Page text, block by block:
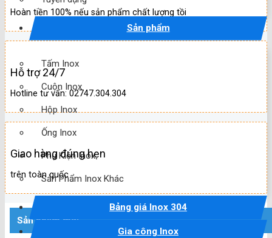
Sản phẩm
Tấm Inox
Cuộn Inox
Hộp Inox
Ống Inox
Phụ Kiện Inox
Sản Phẩm Inox Khác
Bảng giá Inox 304
Gia công Inox
Hoàn tiền 100% nếu sản phẩm chất lượng tồi
Hỗ trợ 24/7
Hotline tư vấn: 02747.304.304
Giao hàng đúng hẹn
trên toàn quốc
Sản phẩm mới